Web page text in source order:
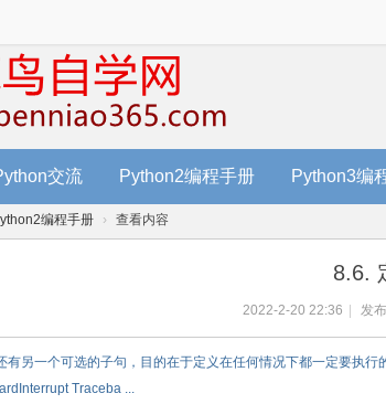
交流 Python2编程手册 Python3编
编程手册 › 查看内容
8.6.
2022-2-20 22:36 发
有另一个可选的子句，目的在于定义在任何情况下都一定要执
Traceba ...